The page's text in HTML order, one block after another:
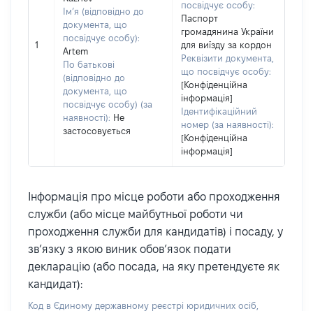
1
Ім’я (відповідно до
документа, що
посвідчує особу):
Artem
По батькові
(відповідно до
документа, що
посвідчує особу) (за
наявності): Не
застосовується
посвідчує особу:
Паспорт
громадянина України
для виїзду за кордон
Реквізити документа,
що посвідчує особу:
[Конфіденційна
інформація]
Ідентифікаційний
номер (за наявності):
[Конфіденційна
інформація]
Інформація про місце роботи або проходження
служби (або місце майбутньої роботи чи
проходження служби для кандидатів) і посаду, у
зв’язку з якою виник обов’язок подати
декларацію (або посада, на яку претендуєте як
кандидат):
Код в Єдиному державному реєстрі юридичних осіб,